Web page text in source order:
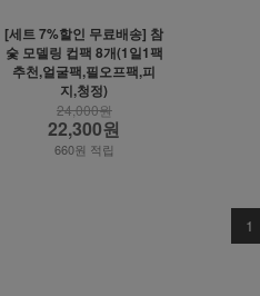
[세트 7%할인 무료배송] 참
숯 모델링 컵팩 8개(1일1팩
추천,얼굴팩,필오프팩,피
지,청정)
24,000원
22,300원
660원 적립
1